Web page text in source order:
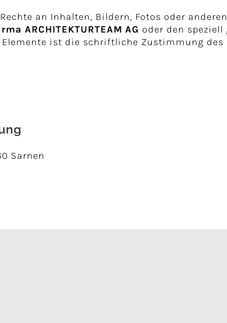
an Inhalten, Bildern, Fotos oder
ARCHITEKTURTEAM AG oder den
ist die schriftliche Zustimmung des
Sarnen